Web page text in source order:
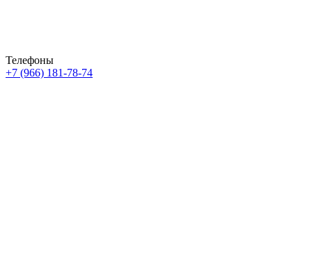
Телефоны
+7 (966) 181-78-74